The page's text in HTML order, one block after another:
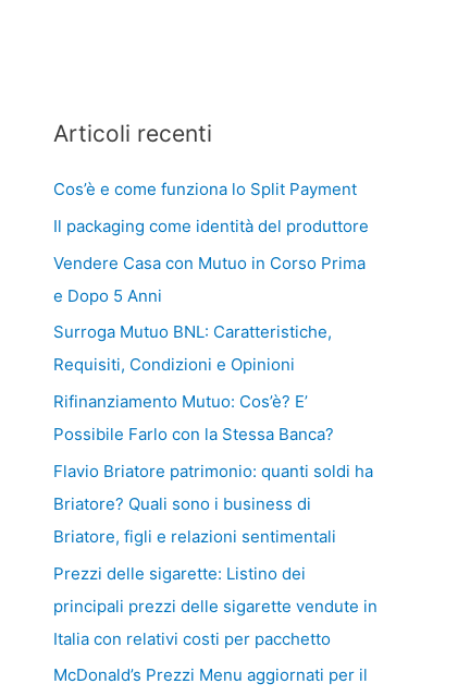
Articoli recenti
Cos’è e come funziona lo Split Payment
Il packaging come identità del produttore
Vendere Casa con Mutuo in Corso Prima
e Dopo 5 Anni
Surroga Mutuo BNL: Caratteristiche,
Requisiti, Condizioni e Opinioni
Rifinanziamento Mutuo: Cos’è? E’
Possibile Farlo con la Stessa Banca?
Flavio Briatore patrimonio: quanti soldi ha
Briatore? Quali sono i business di
Briatore, figli e relazioni sentimentali
Prezzi delle sigarette: Listino dei
principali prezzi delle sigarette vendute in
Italia con relativi costi per pacchetto
McDonald’s Prezzi Menu aggiornati per il